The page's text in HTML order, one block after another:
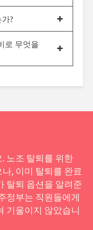
?
로 무엇을
노조 탈퇴를 위한
, 이미 탈퇴를 완료
탈퇴 옵션을 알려준
정부는 직원들에게
기울이지 않았습니